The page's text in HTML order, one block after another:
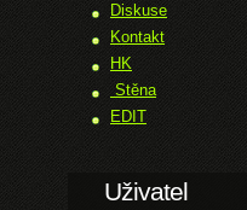
Diskuse
Kontakt
HK
Stěna
EDIT
Uživatel